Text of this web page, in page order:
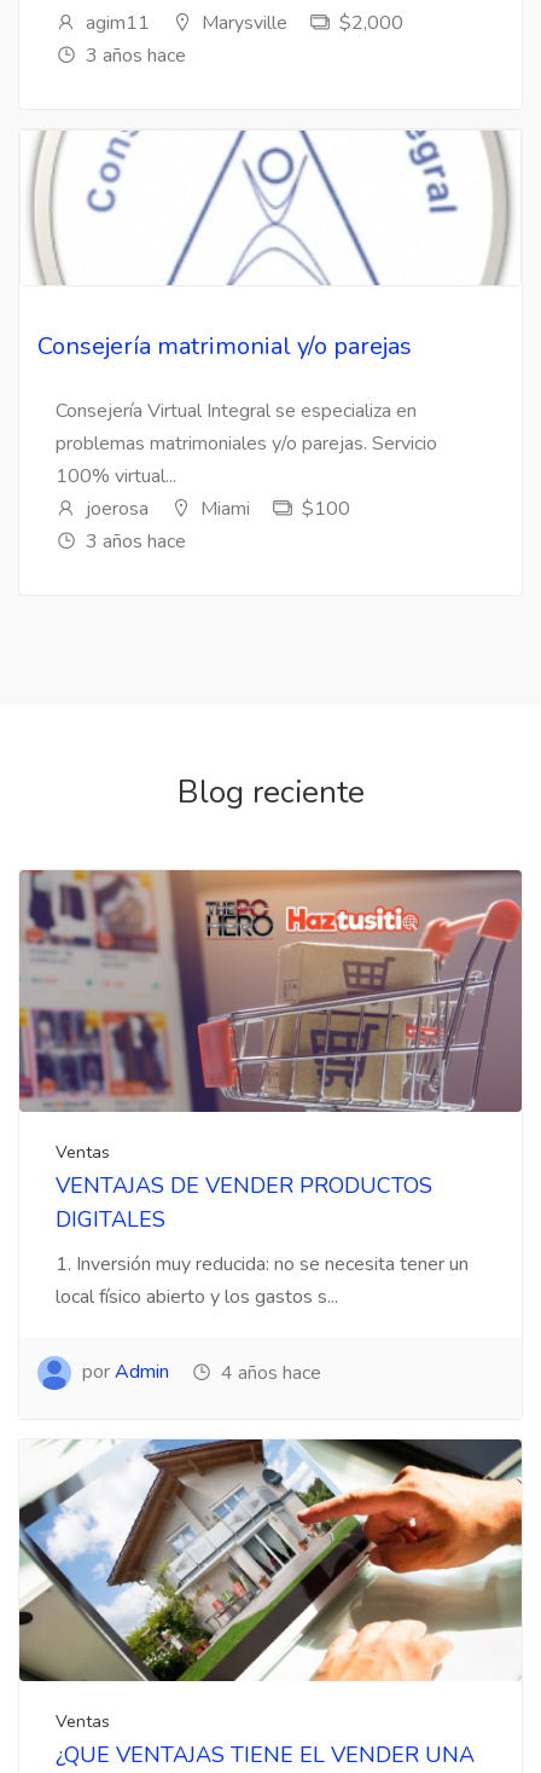
agim11
Marysville
$2,000
3 años hace
Consejería matrimonial y/o parejas
Consejería Virtual Integral se especializa en
problemas matrimoniales y/o parejas. Servicio
100% virtual...
joerosa
Miami
$100
3 años hace
Blog reciente
Ventas
VENTAJAS DE VENDER PRODUCTOS
DIGITALES
1. Inversión muy reducida: no se necesita tener un
local físico abierto y los gastos s...
porAdmin 4 años hace
Ventas
¿QUE VENTAJAS TIENE EL VENDER UNA